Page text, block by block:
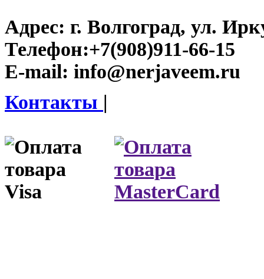
Адрес: г. Волгоград, ул.
Телефон:+7(908)911-66-15
E-mail: info@nerjaveem.ru
Контакты |